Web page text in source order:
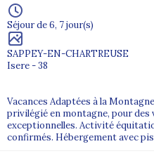
Séjour de 6, 7 jour(s)
SAPPEY-EN-CHARTREUSE
Isere - 38
Vacances Adaptées à la
privilégié en montagne, pour des
exceptionnelles. Activité
confirmés. Hébergement avec